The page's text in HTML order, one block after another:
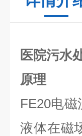
医院污水
原理
FE20电磁
液体在磁